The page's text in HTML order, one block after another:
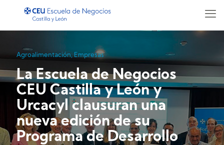
Agroalimentación,Empresas
La Escuela de Negocios
CEU Castilla y León y
Urcacyl clausuran una
nueva edición de su
Programa de Desarrollo